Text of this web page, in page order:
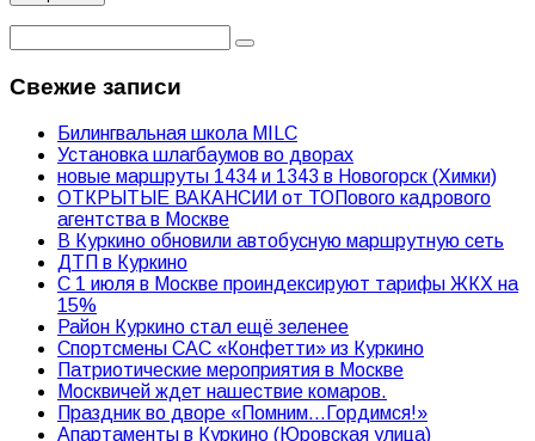
Свежие записи
Билингвальная школа MILC
Установка шлагбаумов во дворах
новые маршруты 1434 и 1343 в Новогорск (Химки)
ОТКРЫТЫЕ ВАКАНСИИ от ТОПового кадрового
агентства в Москве
В Куркино обновили автобусную маршрутную сеть
ДТП в Куркино
С 1 июля в Москве проиндексируют тарифы ЖКХ на
15%
Район Куркино стал ещё зеленее
Спортсмены САС «Конфетти» из Куркино
Патриотические мероприятия в Москве
Москвичей ждет нашествие комаров.
Праздник во дворе «Помним…Гордимся!»
Апартаменты в Куркино (Юровская улица)